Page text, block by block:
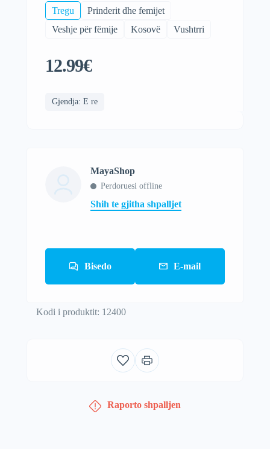
Tregu
Prinderit dhe femijet
Veshje për fëmije
Kosovë Vushtrri
12.99€
Gjendja: E re
MayaShop
Perdoruesi offline
Shih te gjitha shpalljet
Bisedo E-mail
Kodi i produktit: 12400
Raporto shpalljen